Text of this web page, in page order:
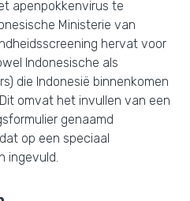
apenpokkenvirus te
Ministerie van
hervat voor
Indonesische als
die Indonesië binnenkomen
omvat het invullen van een
genaamd
op een speciaal
ingevuld.